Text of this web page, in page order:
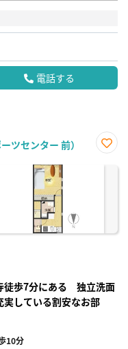
電話する
ツセンター 前）
に入
徒歩7分にある 独立洗面
している割安なお部
10分